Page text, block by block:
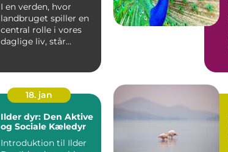
I en verden, hvor
landbruget spiller en
central rolle i vores
daglige liv, står
18. jan
Ilder dyr: Den Aktive
og Sociale Kæledyr
Introduktion til Ilder